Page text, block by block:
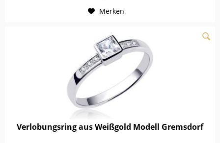
Merken
Verlobungsring aus Weißgold Modell Gremsdorf